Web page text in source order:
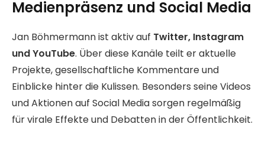
Medienpräsenz und Social Media
Jan Böhmermann ist aktiv auf Twitter, Instagram
und YouTube. Über diese Kanäle teilt er aktuelle
Projekte, gesellschaftliche Kommentare und
Einblicke hinter die Kulissen. Besonders seine Videos
und Aktionen auf Social Media sorgen regelmäßig
für virale Effekte und Debatten in der Öffentlichkeit.